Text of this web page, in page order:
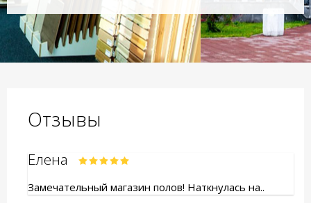
Отзывы
Елена
Замечательный магазин полов! Наткнулась на..